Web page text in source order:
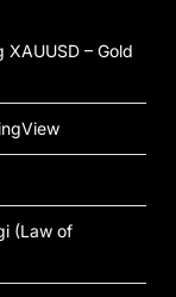
– Gold
(Law of